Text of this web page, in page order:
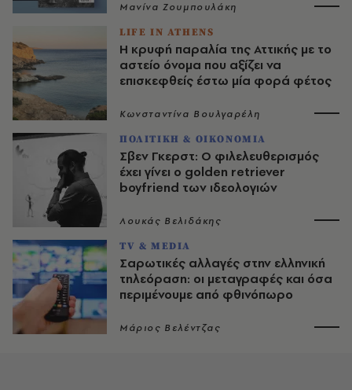
Μανίνα Ζουμπουλάκη
LIFE IN ATHENS
Η κρυφή παραλία της Αττικής με το
αστείο όνομα που αξίζει να
επισκεφθείς έστω μία φορά φέτος
Κωνσταντίνα Βουλγαρέλη
ΠΟΛΙΤΙΚΗ & ΟΙΚΟΝΟΜΙΑ
Σβεν Γκερστ: Ο φιλελευθερισμός
έχει γίνει ο golden retriever
boyfriend των ιδεολογιών
Λουκάς Βελιδάκης
TV & MEDIA
Σαρωτικές αλλαγές στην ελληνική
τηλεόραση: οι μεταγραφές και όσα
περιμένουμε από φθινόπωρο
Μάριος Βελέντζας